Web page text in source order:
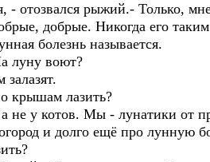
рыжий.- Только, мне
добрые. Никогда его
болезнь называется.
луну воют?
крышам лазить?
у котов. Мы - лунатики от
и долго ещё про лунную